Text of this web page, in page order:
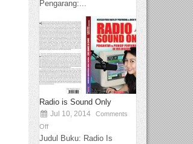
Pengarang:...
Radio is Sound Only
Jul 10, 2014
Comments
Off
Judul Buku: Radio Is